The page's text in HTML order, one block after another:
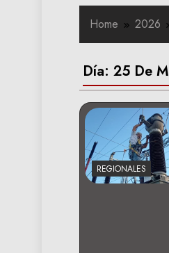
Home 2026
Día: 25 De
REGIONALES